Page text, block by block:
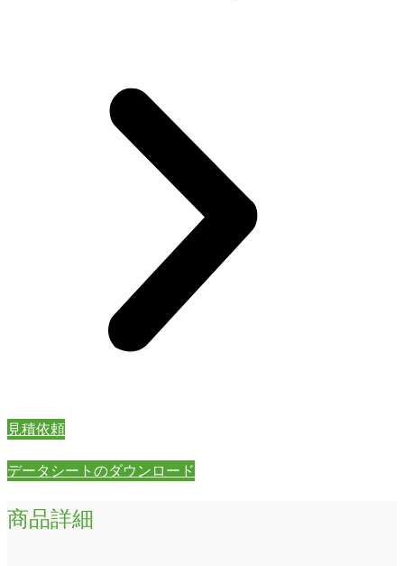
見積依頼
データシートのダウンロード
商品詳細